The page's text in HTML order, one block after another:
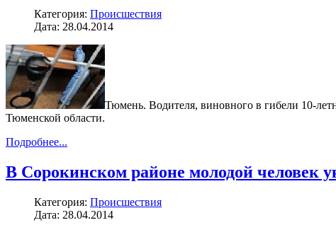
Категория: Происшествия
Дата: 28.04.2014
Тюмень. Водителя, виновного в гибели 10-
Тюменской области.
Подробнее...
В Сорокинском районе молодой человек
Категория: Происшествия
Дата: 28.04.2014